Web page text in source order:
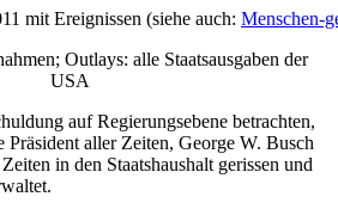
mit Ereignissen (siehe auch: Menschen-
Outlays: alle Staatsausgaben der
USA
auf Regierungsebene betrachten,
aller Zeiten, George W. Busch
in den Staatshaushalt gerissen und